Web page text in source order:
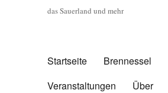
das Sauerland und mehr
Startseite Brennessel
Veranstaltungen
Über